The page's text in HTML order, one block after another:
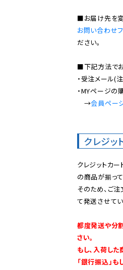
お問い合わせ
ださい。
■下記方法で
・受注メール(
・MYページ
→会員ペー
クレジッ
クレジットカ
の商品が揃っ
そのため、ご
て発送させてい
都度発送や分
さい。
もし、入荷し
「銀行振込」も